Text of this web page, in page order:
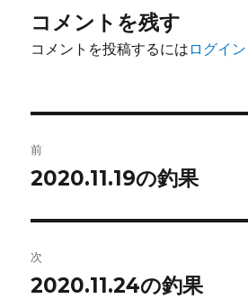
コメントを残す
コメントを投稿するには ログイン
稿
ビ
ゲ
前
前
投
稿:
2020.11.19の釣果
次
次
2020.11.24の釣果